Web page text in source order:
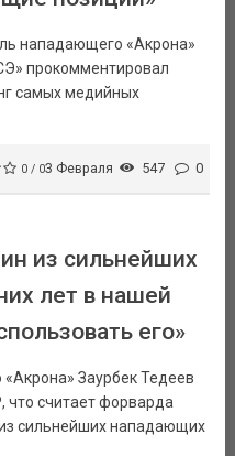
нападающего «Акрона»
прокомментировал
самых медийных
0 / 03 Февраля 547 0
из сильнейших
лет в нашей
его»
«Акрона» Заурбек Тедеев
считает форварда
сильнейших нападающих